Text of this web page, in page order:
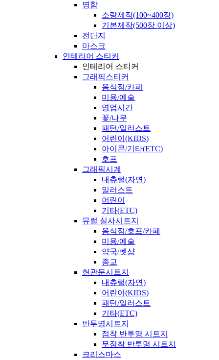
명함
소량제작(100~400장)
기본제작(500장 이상)
전단지
마스크
인테리어 스티커
인테리어 스티커
그래픽스티커
음식점/카페
미용/예술
영업시간
꽃/나무
패턴/일러스트
어린이(KIDS)
아이콘/기타(ETC)
호프
그래픽시계
내츄럴(자연)
일러스트
어린이
기타(ETC)
뮤럴 실사시트지
음식점/호프/카페
미용/예술
약국/펫샵
종교
현관문시트지
내츄럴(자연)
어린이(KIDS)
패턴/일러스트
기타(ETC)
반투명시트지
점착 반투명 시트지
무점착 반투명 시트지
크리스마스